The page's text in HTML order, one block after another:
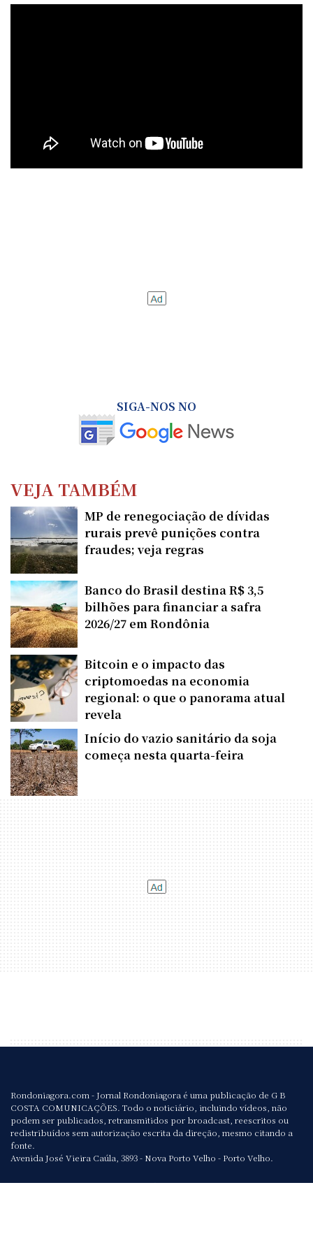
SIGA-NOS NO
VEJA TAMBÉM
MP de renegociação de dívidas
rurais prevê punições contra
fraudes; veja regras
Banco do Brasil destina R$ 3,5
bilhões para financiar a safra
2026/27 em Rondônia
Bitcoin e o impacto das
criptomoedas na economia
regional: o que o panorama atual
revela
Início do vazio sanitário da soja
começa nesta quarta-feira
Rondoniagora.com - Jornal Rondoniagora é uma publicação de G B
COSTA COMUNICAÇÕES. Todo o noticiário, incluindo vídeos, não
podem ser publicados, retransmitidos por broadcast, reescritos ou
redistribuídos sem autorização escrita da direção, mesmo citando a
fonte.
Avenida José Vieira Caúla, 3893 - Nova Porto Velho - Porto Velho.